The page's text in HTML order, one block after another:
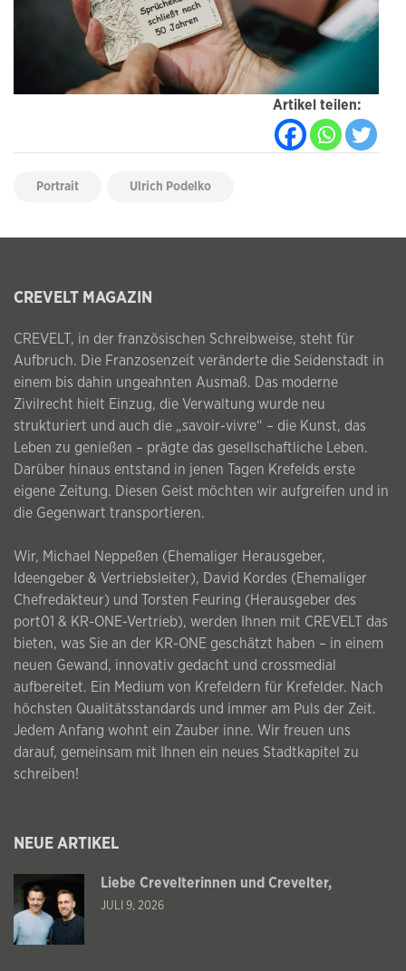
Artikel teilen:
Portrait Ulrich Podelko
CREVELT MAGAZIN
CREVELT, in der französischen Schreibweise, steht für
Aufbruch. Die Franzosenzeit veränderte die Seidenstadt in
einem bis dahin ungeahnten Ausmaß. Das moderne
Zivilrecht hielt Einzug, die Verwaltung wurde neu
strukturiert und auch die „savoir-vivre“ – die Kunst, das
Leben zu genießen – prägte das gesellschaftliche Leben.
Darüber hinaus entstand in jenen Tagen Krefelds erste
eigene Zeitung. Diesen Geist möchten wir aufgreifen und in
die Gegenwart transportieren.
Wir, Michael Neppeßen (Ehemaliger Herausgeber,
Ideengeber & Vertriebsleiter), David Kordes (Ehemaliger
Chefredakteur) und Torsten Feuring (Herausgeber des
port01 & KR-ONE-Vertrieb), werden Ihnen mit CREVELT das
bieten, was Sie an der KR-ONE geschätzt haben – in einem
neuen Gewand, innovativ gedacht und crossmedial
aufbereitet. Ein Medium von Krefeldern für Krefelder. Nach
höchsten Qualitätsstandards und immer am Puls der Zeit.
Jedem Anfang wohnt ein Zauber inne. Wir freuen uns
darauf, gemeinsam mit Ihnen ein neues Stadtkapitel zu
schreiben!
NEUE ARTIKEL
Liebe Crevelterinnen und Crevelter,
JULI 9, 2026